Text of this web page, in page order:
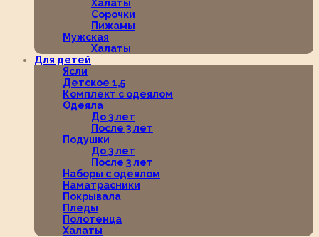
Халаты
Сорочки
Пижамы
Мужская
Халаты
Для детей
Ясли
Детское 1,5
Комплект с одеялом
Одеяла
До 3 лет
После 3 лет
Подушки
До 3 лет
После 3 лет
Наборы с одеялом
Наматрасники
Покрывала
Пледы
Полотенца
Халаты